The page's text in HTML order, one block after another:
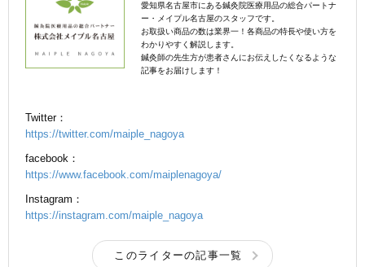
愛知県名古屋市にある鍼灸院医療用品の総合パートナ
ー・メイプル名古屋のスタッフです。
お取扱い商品の数は業界一！各商品の特長や使い方を
わかりやすく解説します。
鍼灸師の先生方が患者さんにお伝えしたくなるような
記事をお届けします！
Twitter：
https://twitter.com/maiple_nagoya
facebook：
https://www.facebook.com/maiplenagoya/
Instagram：
https://instagram.com/maiple_nagoya
このライターの記事一覧